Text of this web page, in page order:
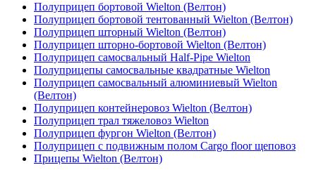
Полуприцеп бортовой Wielton (Велтон)
Полуприцеп бортовой тентованный Wielton (Велтон)
Полуприцеп шторный Wielton (Велтон)
Полуприцеп шторно-бортовой Wielton (Велтон)
Полуприцеп самосвальный Half-Pipe Wielton
Полуприцепы самосвальные квадратные Wielton
Полуприцеп самосвальный алюминиевый Wielton
(Велтон)
Полуприцеп контейнеровоз Wielton (Велтон)
Полуприцеп трал тяжеловоз Wielton
Полуприцеп фургон Wielton (Велтон)
Полуприцеп с подвижным полом Cargo floor щеповоз
Прицепы Wielton (Велтон)